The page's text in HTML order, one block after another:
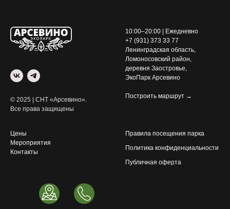
© 2025 | СНТ «Арсевино».
Все права защищены
10:00–20:00 | Ежедневно
+7 (931) 373 33 77
Ленинградская область,
Ломоносовский район,
деревня Заостровье,
ЭкоПарк Арсевино
Построить маршрут →
Цены
Мероприятия
Контакты
Правила посещения парка
Политика конфиденциальности
Публичная оферта